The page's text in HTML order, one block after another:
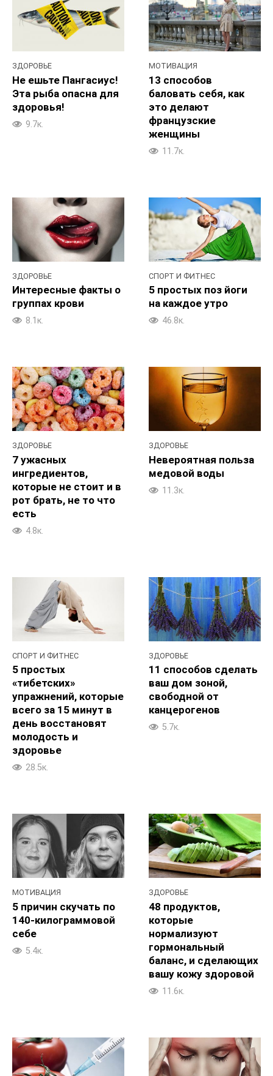
ЗДОРОВЬЕ
Не ешьте Пангасиус!
Эта рыба опасна для
здоровья!
9.7к.
МОТИВАЦИЯ
13 способов
баловать себя, как
это делают
французские
женщины
11.7к.
ЗДОРОВЬЕ
Интересные факты о
группах крови
8.1к.
СПОРТ И ФИТНЕС
5 простых поз йоги
на каждое утро
46.8к.
ЗДОРОВЬЕ
7 ужасных
ингредиентов,
которые не стоит и в
рот брать, не то что
есть
4.8к.
ЗДОРОВЬЕ
Невероятная польза
медовой воды
11.3к.
СПОРТ И ФИТНЕС
5 простых
«тибетских»
упражнений, которые
всего за 15 минут в
день восстановят
молодость и
здоровье
28.5к.
ЗДОРОВЬЕ
11 способов сделать
ваш дом зоной,
свободной от
канцерогенов
5.7к.
МОТИВАЦИЯ
5 причин скучать по
140-килограммовой
себе
5.4к.
ЗДОРОВЬЕ
48 продуктов,
которые
нормализуют
гормональный
баланс, и сделающих
вашу кожу здоровой
11.6к.